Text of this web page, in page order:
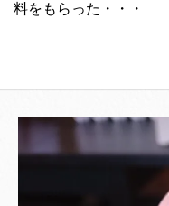
料をもらった・・・